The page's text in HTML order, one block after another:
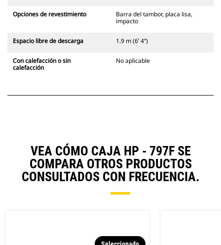
Opciones de revestimiento
Barra del tambor, placa lisa,
impacto
Espacio libre de descarga 1.9 m (6’ 4”)
Con calefacción o sin
calefacción
No aplicable
VEA CÓMO CAJA HP - 797F SE
COMPARA OTROS PRODUCTOS
CONSULTADOS CON FRECUENCIA.